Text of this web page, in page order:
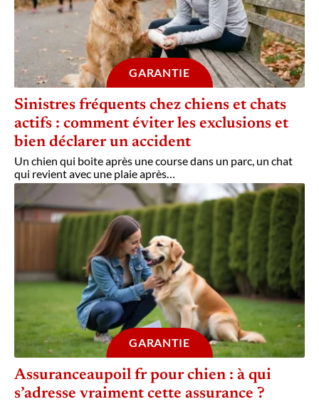
GARANTIE
Sinistres fréquents chez chiens et chats
actifs : comment éviter les exclusions et
bien déclarer un accident
Un chien qui boite après une course dans un parc, un chat
qui revient avec une plaie après
GARANTIE
Assuranceaupoil fr pour chien : à qui
s’adresse vraiment cette assurance ?